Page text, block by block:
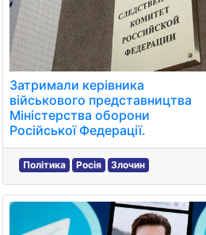
Затримали керівника
військового представництва
Міністерства оборони
Російської Федерації.
Політика Росія Злочин